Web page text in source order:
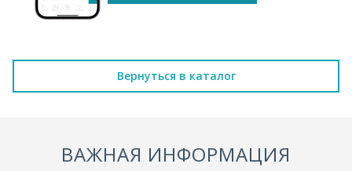
Вернуться в каталог
ВАЖНАЯ ИНФОРМАЦИЯ